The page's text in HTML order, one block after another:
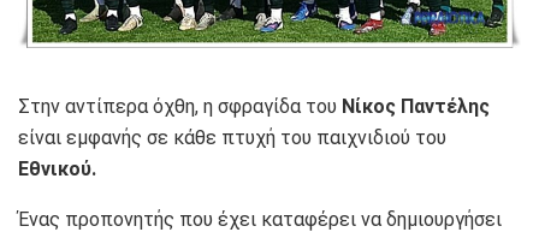
Στην αντίπερα όχθη, η σφραγίδα του Νίκος Παντέλης
είναι εμφανής σε κάθε πτυχή του παιχνιδιού του
Εθνικού.
Ένας προπονητής που έχει καταφέρει να δημιουργήσει